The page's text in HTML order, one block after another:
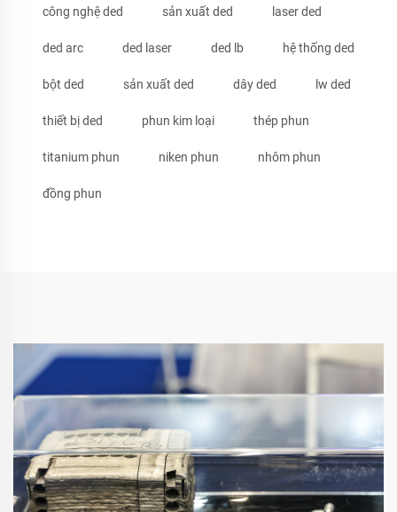
công nghệ ded sản xuất ded laser ded
ded arc ded laser ded lb hệ thống ded
bột ded sản xuất ded dây ded lw ded
thiết bị ded phun kim loại thép phun
titanium phun niken phun nhôm phun
đồng phun